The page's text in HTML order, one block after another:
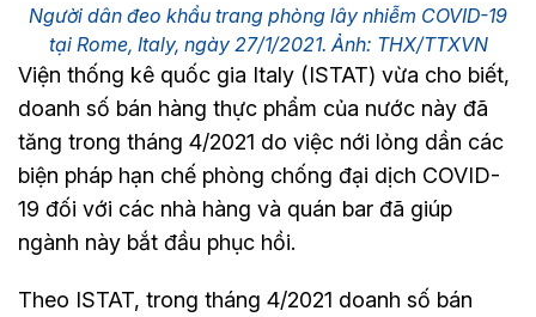
Người dân đeo khẩu trang phòng lây nhiễm COVID-19
tại Rome, Italy, ngày 27/1/2021. Ảnh: THX/TTXVN
Viện thống kê quốc gia Italy (ISTAT) vừa cho biết,
doanh số bán hàng thực phẩm của nước này đã
tăng trong tháng 4/2021 do việc nới lỏng dần các
biện pháp hạn chế phòng chống đại dịch COVID-
19 đối với các nhà hàng và quán bar đã giúp
ngành này bắt đầu phục hồi.
Theo ISTAT, trong tháng 4/2021 doanh số bán